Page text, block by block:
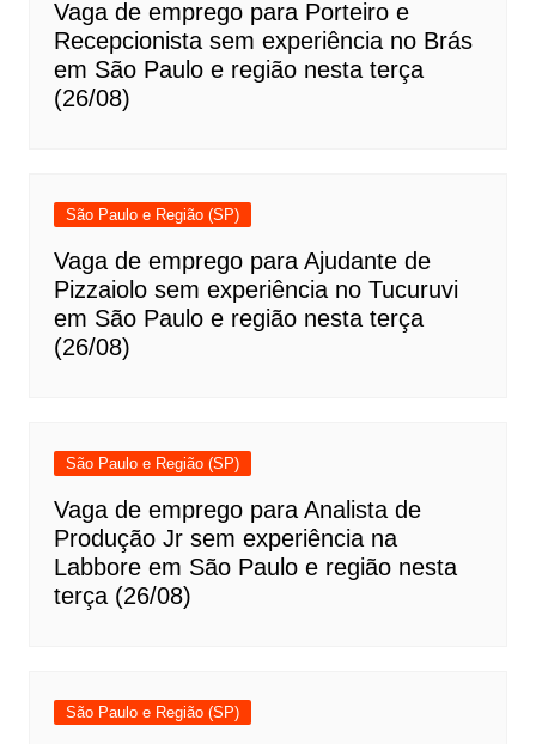
Vaga de emprego para Porteiro e
Recepcionista sem experiência no Brás
em São Paulo e região nesta terça
(26/08)
São Paulo e Região (SP)
Vaga de emprego para Ajudante de
Pizzaiolo sem experiência no Tucuruvi
em São Paulo e região nesta terça
(26/08)
São Paulo e Região (SP)
Vaga de emprego para Analista de
Produção Jr sem experiência na
Labbore em São Paulo e região nesta
terça (26/08)
São Paulo e Região (SP)